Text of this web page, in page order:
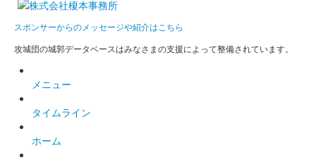
スポンサーからのメッセージや紹介はこちら
攻城団の城郭データベースはみなさまの支援によって整備されています。
メニュー
タイムライン
ホーム